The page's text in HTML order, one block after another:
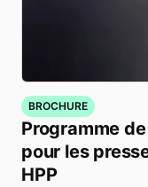
BROCHURE
Programme
pour les
HPP